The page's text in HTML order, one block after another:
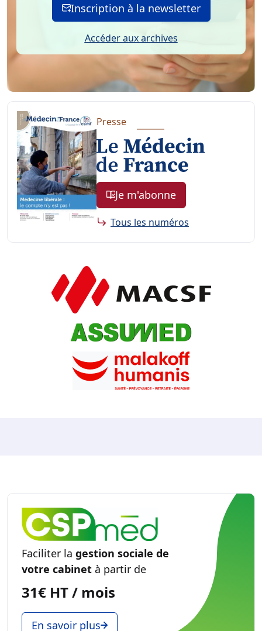
Inscription à la newsletter
Accéder aux archives
Presse
Je m'abonne
Tous les numéros
Faciliter la gestion sociale de
votre cabinet à partir de
31€ HT / mois
En savoir plus